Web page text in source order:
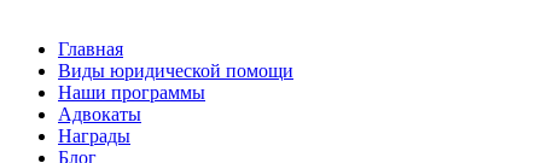
Главная
Виды юридической помощи
Наши программы
Адвокаты
Награды
Блог